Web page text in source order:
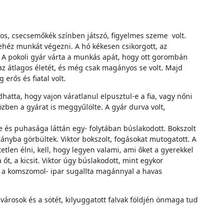
csecsemőkék színben játszó, figyelmes szeme volt.
munkát végezni. A hó kékesen csikorgott, az
pokoli gyár várta a munkás apát, hogy ott gorombán
átlagos életét, és még csak magányos se volt. Majd
erős és fiatal volt.
hogy vajon váratlanul elpusztul-e a fia, vagy nőni
a gyárat is meggyűlölte. A gyár durva volt,
puhasága láttán egy- folytában búslakodott. Bokszolt
görbültek. Viktor bokszolt, fogásokat mutogatott. A
élni, kell, hogy legyen valami, ami őket a gyerekkel
a kicsit. Viktor úgy búslakodott, mint egykor
komszomol- ipar sugallta magánnyal a havas
és a sötét, kilyuggatott falvak földjén önmaga tud